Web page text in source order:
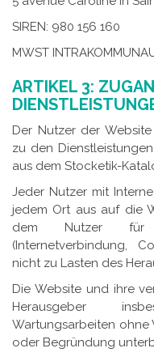
SIREN: 980 156 160
MWST
ARTIKEL 3:
Der Nutzer der
zu den
aus dem Stocketik-
Jeder Nutzer mit
jedem Ort aus auf die
dem Nutzer für
(Internetverbindung,
nicht zu Lasten des
Die Website und ihre
Herausgeber
Wartungsarbeiten ohne
oder Begründung